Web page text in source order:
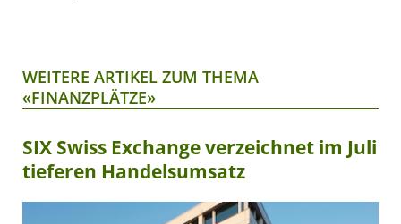
WEITERE ARTIKEL ZUM THEMA
«FINANZPLÄTZE»
SIX Swiss Exchange verzeichnet im Juli
tieferen Handelsumsatz